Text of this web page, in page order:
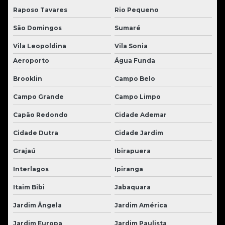
Raposo Tavares Rio Pequeno
São Domingos Sumaré
Vila Leopoldina
Vila Sonia
Aeroporto
Água Funda
Brooklin Campo Belo
Campo Grande Campo Limpo
Capão Redondo Cidade Ademar
Cidade Dutra Cidade Jardim
Grajaú Ibirapuera
Interlagos Ipiranga
Itaim Bibi Jabaquara
Jardim Ângela Jardim América
Jardim Europa Jardim Paulista